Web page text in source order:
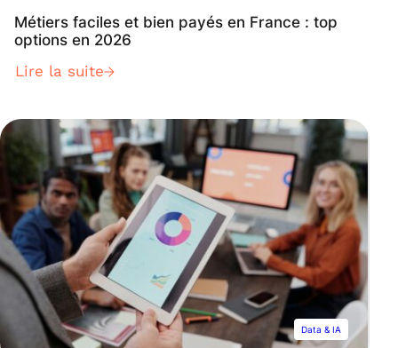
Métiers faciles et bien payés en France : top
options en 2026
Lire la suite
Data & IA